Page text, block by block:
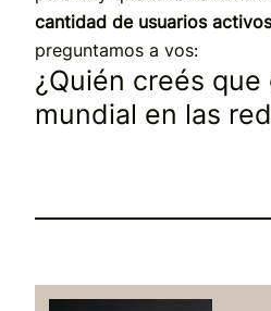
cantidad de usuarios
preguntamos a vos:
¿Quién creés que
mundial en las